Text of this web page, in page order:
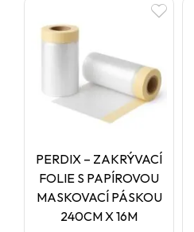
PERDIX – ZAKRÝVACÍ
FOLIE S PAPÍROVOU
MASKOVACÍ PÁSKOU
240CM X 16M